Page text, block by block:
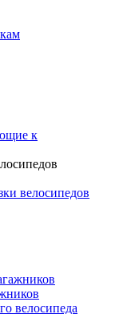
к
велосипедов
велосипеда